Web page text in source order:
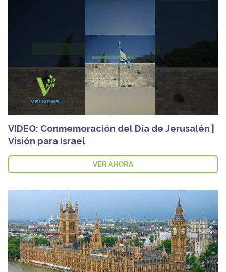
VIDEO: Conmemoración del Día de Jerusalén |
Visión para Israel
VER AHORA